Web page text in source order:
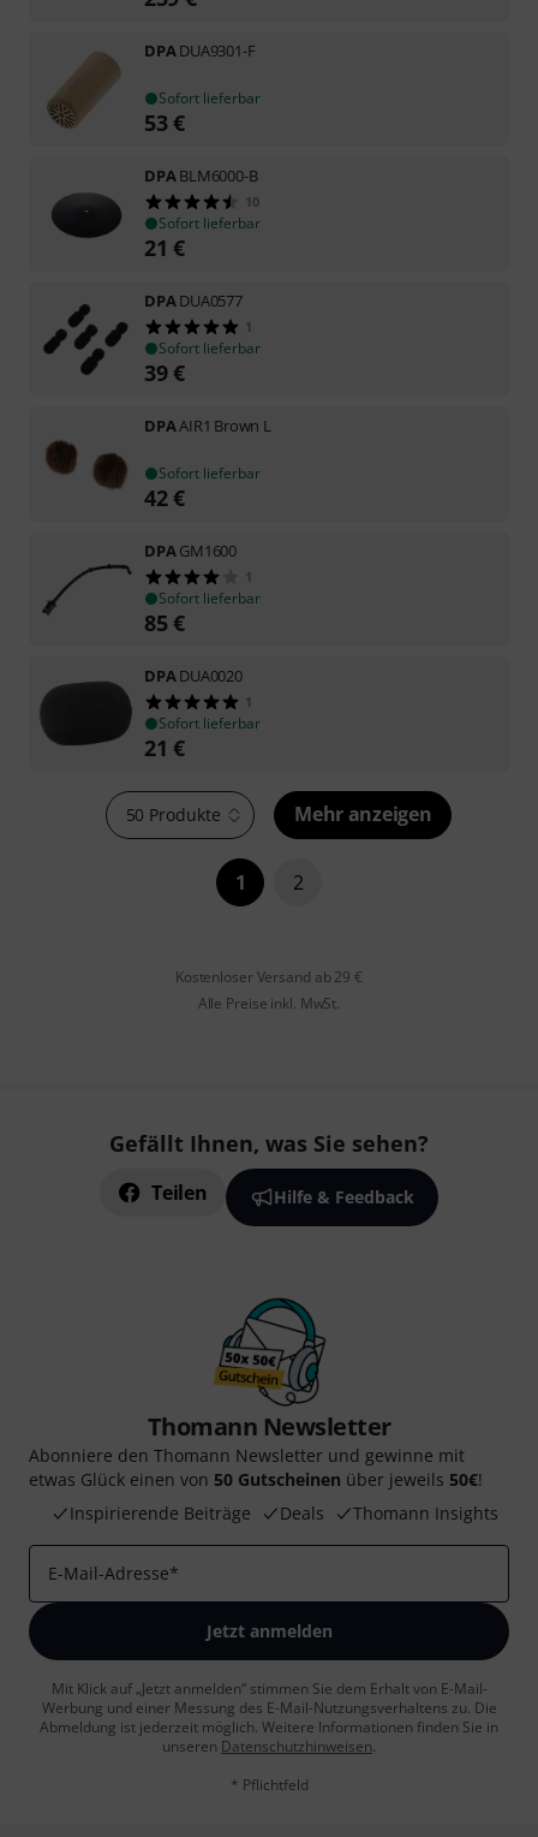
DPADUA9301-F
Sofort lieferbar
53€
DPABLM6000-B
10
Sofort lieferbar
21 €
DPADUA0577
1
Sofort lieferbar
39€
DPAAIR1 Brown L
Sofort lieferbar
42€
DPAGM1600
1
Sofort lieferbar
85€
DPADUA0020
1
Sofort lieferbar
21 €
50 Produkte Mehr anzeigen
1 2
Kostenloser Versand ab 29 €
Alle Preise inkl. MwSt.
Gefällt Ihnen, was Sie sehen?
Teilen Hilfe & Feedback
Thomann Newsletter
Abonniere den Thomann Newsletter und gewinne mit
etwas Glück einen von 50 Gutscheinen über jeweils 50€!
Inspirierende Beiträge
Deals Thomann Insights
E-Mail-Adresse*
Jetzt anmelden
Mit Klick auf „Jetzt anmelden“ stimmen Sie dem Erhalt von E-Mail-
Werbung und einer Messung des E-Mail-Nutzungsverhaltens zu. Die
Abmeldung ist jederzeit möglich. Weitere Informationen finden Sie in
unseren Datenschutzhinweisen.
* Pflichtfeld